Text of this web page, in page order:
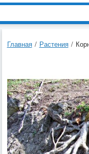
Главная / Растения /